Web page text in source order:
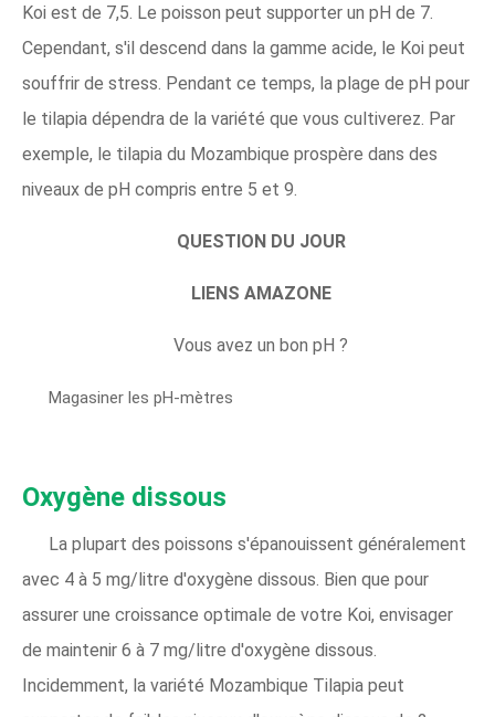
Koi est de 7,5. Le poisson peut supporter un pH de 7.
Cependant, s'il descend dans la gamme acide, le Koi peut
souffrir de stress. Pendant ce temps, la plage de pH pour
le tilapia dépendra de la variété que vous cultiverez. Par
exemple, le tilapia du Mozambique prospère dans des
niveaux de pH compris entre 5 et 9.
QUESTION DU JOUR
LIENS AMAZONE
Vous avez un bon pH ?
Magasiner les pH-mètres
Oxygène dissous
La plupart des poissons s'épanouissent généralement
avec 4 à 5 mg/litre d'oxygène dissous. Bien que pour
assurer une croissance optimale de votre Koi, envisager
de maintenir 6 à 7 mg/litre d'oxygène dissous.
Incidemment, la variété Mozambique Tilapia peut